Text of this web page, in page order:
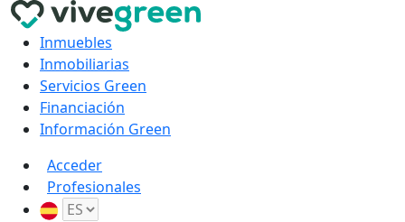
Inmuebles
Inmobiliarias
Servicios Green
Financiación
Información Green
Acceder
Profesionales